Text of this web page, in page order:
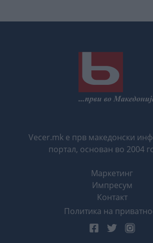
Vecer.mk е прв македонски
портал, основан во 2004
Маркетинг
Импресум
Контакт
Политика на